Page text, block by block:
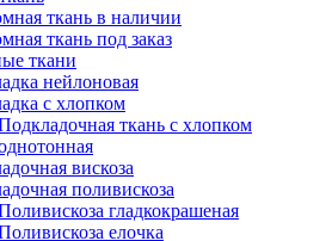
ткань в наличии
ткань под заказ
ткани
нейлоновая
с хлопком
ткань с хлопком
вискоза
поливискоза
гладкокрашеная
елочка